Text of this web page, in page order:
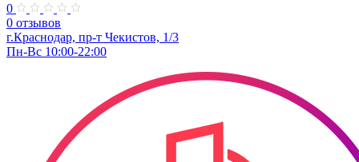
0
0 отзывов
г.Краснодар, пр-т Чекистов, 1/3
Пн-Вс 10:00-22:00